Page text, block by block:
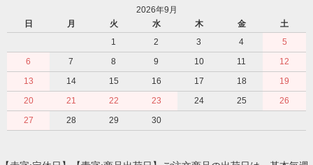
2026年9月
日
月 火 水 木 金
土
1
2 3 4
5
6
7 8 9 10 11
12
13
14 15 16 17 18
19
20
21 22 23 24 25
26
27
28 29 30